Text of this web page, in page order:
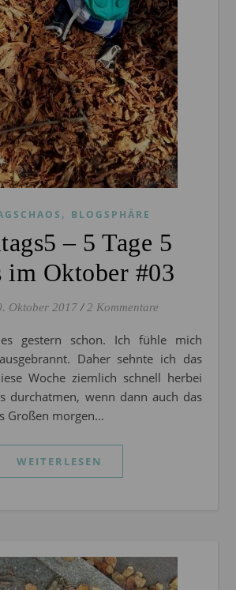
, BLOGSPHÄRE
– 5 Tage 5
im Oktober #03
Oktober 2017 / 2 Kommentare
Daher sehnte ich das
Woche ziemlich schnell herbei
durchatmen, wenn dann auch das
Großen morgen…
WEITERLESEN